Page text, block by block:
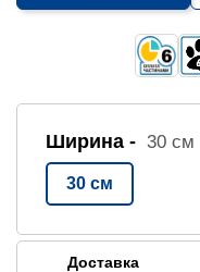
Ширина - 30 см
30 см
Доставка